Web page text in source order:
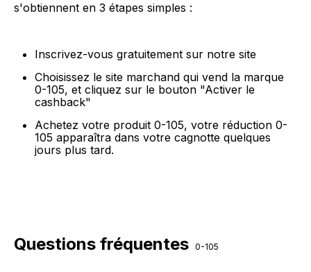
s'obtiennent en 3 étapes simples :
Inscrivez-vous gratuitement sur notre site
Choisissez le site marchand qui vend la marque
0-105, et cliquez sur le bouton "Activer le
cashback"
Achetez votre produit 0-105, votre réduction 0-
105 apparaîtra dans votre cagnotte quelques
jours plus tard.
Questions fréquentes 0-105